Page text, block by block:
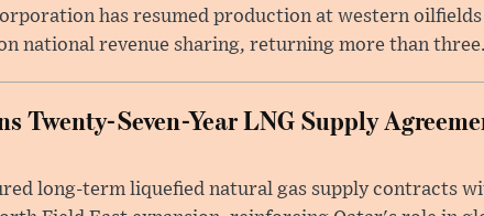
has resumed production at western
national revenue sharing, returning more than
Twenty-Seven-Year LNG Supply
long-term liquefied natural gas supply contracts